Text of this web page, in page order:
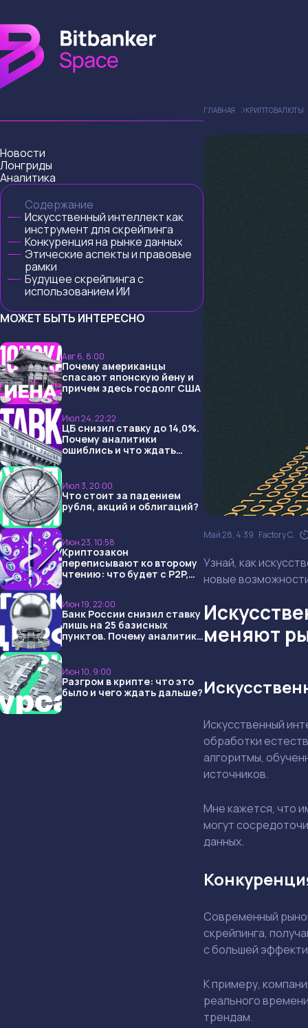
Новости
Лонгриды
Аналитика
Содержание
Искусственный интеллект как
инструмент для скрейпинга
Конкуренция на рынке данных
Этические аспекты и правовые
рамки
Будущее скрейпинга с
использованием ИИ
МОЖЕТ БЫТЬ ИНТЕРЕСНО
Авг 6, 8:00
Почему американцы
спасают японскую йену и
причем здесь госдолг США
Июл 24, 22:22
ЦБ снизил ставку до 14,0%.
Почему аналитики
ошиблись и что ждать
Июл 3, 20:00
Что стоит за падением
рубля, акций и облигаций?
Июн 23, 10:58
Криптозакон
переписывают ко второму
чтению: что будет с P2P,
Июн 19, 22:00
Банк России снизил ставку
лишь на 25 базисных
пунктов. Почему аналитики
Июн 10, 9:00
Разгром в крипте: что это
было и чего ждать дальше?
ГЛАВНАЯ КРИПТОВАЛЮТЫ
Май 28, 4:39 Factory C.
Узнай, как
новые
меняют
Искусственный
обработки
алгоритмы,
источников.
Мне кажется, что
могут
данных.
Современный
скрейпинга,
с большей
К примеру,
реального
трендам.